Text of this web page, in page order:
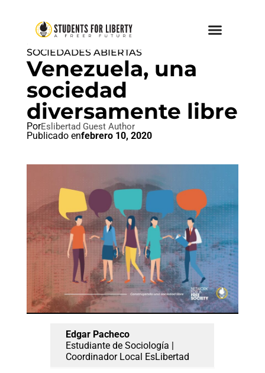
PAZ AMOR Y LIBERTAD
SOCIEDADES ABIERTAS
Venezuela, una
sociedad
diversamente libre
PorEslibertad Guest Author
Publicado enfebrero 10, 2020
Edgar Pacheco
Estudiante de Sociología |
Coordinador Local EsLibertad